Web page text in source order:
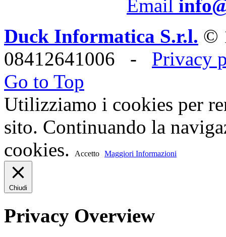
Email
Duck Informatica S.r.l. ©
08412641006 - Privacy
Go to Top
Utilizziamo i cookies per
sito. Continuando la
cookies.
Accetto Maggiori Informazioni
Chiudi
Privacy Overview